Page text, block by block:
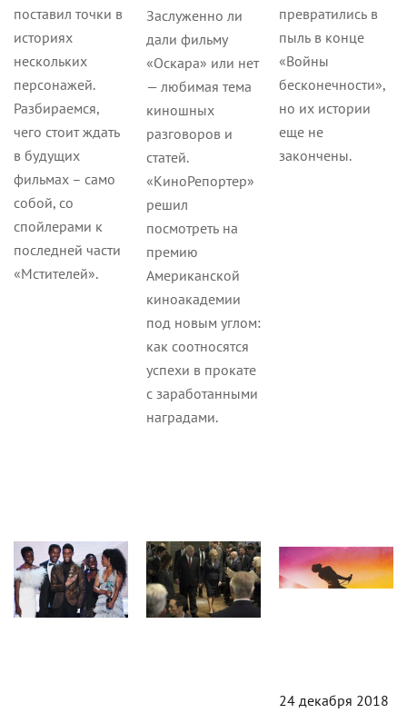
поставил точки в
историях
нескольких
персонажей.
Разбираемся,
чего стоит ждать
в будущих
фильмах – само
собой, со
спойлерами к
последней части
«Мстителей».
Заслуженно ли
дали фильму
«Оскара» или нет
— любимая тема
киношных
разговоров и
статей.
«КиноРепортер»
решил
посмотреть на
премию
Американской
киноакадемии
под новым углом:
как соотносятся
успехи в прокате
с заработанными
наградами.
превратились в
пыль в конце
«Войны
бесконечности»,
но их истории
еще не
закончены.
24 декабря 2018